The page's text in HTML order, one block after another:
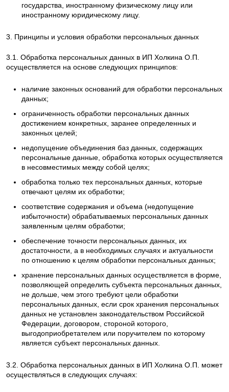
государства, иностранному физическому лицу или
иностранному юридическому лицу.
3. Принципы и условия обработки персональных данных
3.1. Обработка персональных данных в ИП Холкина О.П.
осуществляется на основе следующих принципов:
наличие законных оснований для обработки персональных
данных;
ограниченность обработки персональных данных
достижением конкретных, заранее определенных и
законных целей;
недопущение объединения баз данных, содержащих
персональные данные, обработка которых осуществляется
в несовместимых между собой целях;
обработка только тех персональных данных, которые
отвечают целям их обработки;
соответствие содержания и объема (недопущение
избыточности) обрабатываемых персональных данных
заявленным целям обработки;
обеспечение точности персональных данных, их
достаточности, а в необходимых случаях и актуальности
по отношению к целям обработки персональных данных;
хранение персональных данных осуществляется в форме,
позволяющей определить субъекта персональных данных,
не дольше, чем этого требуют цели обработки
персональных данных, если срок хранения персональных
данных не установлен законодательством Российской
Федерации, договором, стороной которого,
выгодоприобретателем или поручителем по которому
является субъект персональных данных.
3.2. Обработка персональных данных в ИП Холкина О.П. может
осуществляться в следующих случаях: